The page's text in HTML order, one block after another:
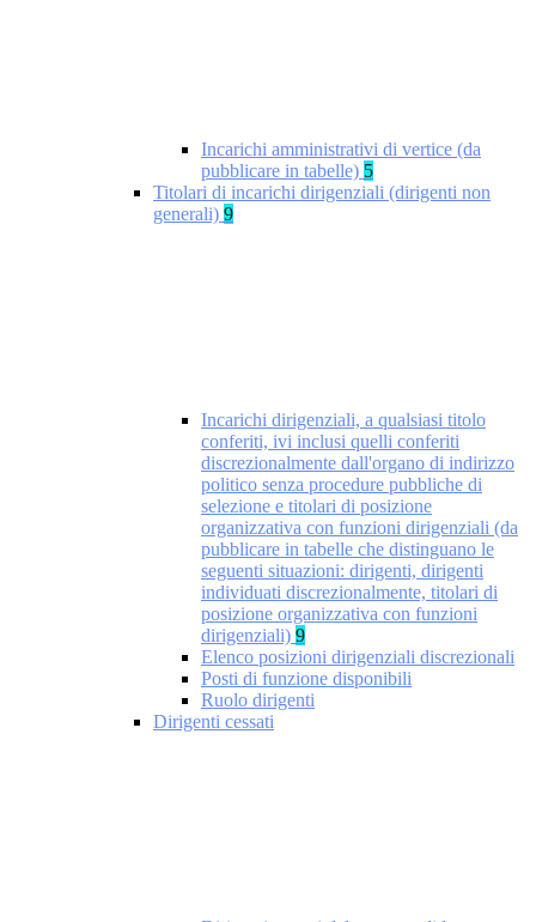
Incarichi amministrativi di vertice (da
pubblicare in tabelle) 5
Titolari di incarichi dirigenziali (dirigenti non
generali) 9
Incarichi dirigenziali, a qualsiasi titolo
conferiti, ivi inclusi quelli conferiti
discrezionalmente dall'organo di indirizzo
politico senza procedure pubbliche di
selezione e titolari di posizione
organizzativa con funzioni dirigenziali (da
pubblicare in tabelle che distinguano le
seguenti situazioni: dirigenti, dirigenti
individuati discrezionalmente, titolari di
posizione organizzativa con funzioni
dirigenziali) 9
Elenco posizioni dirigenziali discrezionali
Posti di funzione disponibili
Ruolo dirigenti
Dirigenti cessati